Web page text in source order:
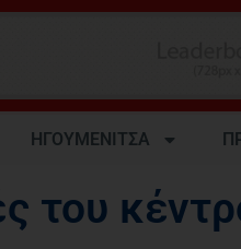
ΗΓΟΥΜΕΝΙΤΣΑ
του